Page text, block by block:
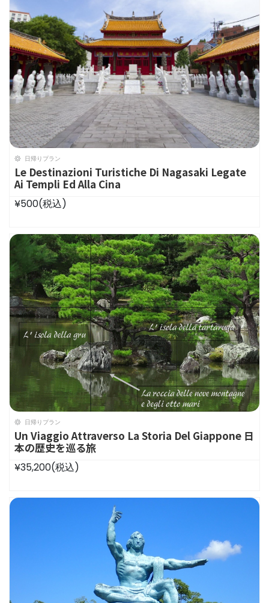
日帰りプラン
Le Destinazioni Turistiche Di Nagasaki Legate
Ai Templi Ed Alla Cina
¥500(税込)
日帰りプラン
Un Viaggio Attraverso La Storia Del Giappone 日
本の歴史を巡る旅
¥35,200(税込)